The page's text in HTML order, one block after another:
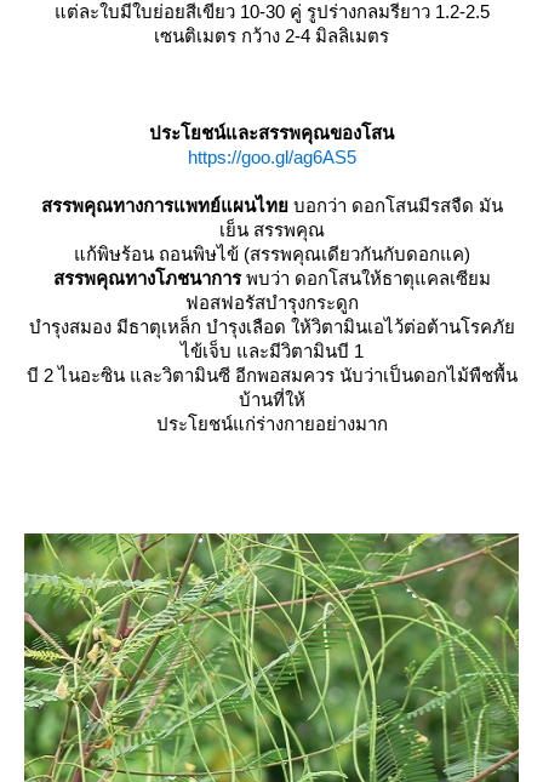
ต่ละใบมีใบย่อยสีเขียว 10-30 คู่ รูปร่างกลมรียาว 1.2-2.5
เซนติเมตร กว้าง 2-4 มิลลิเมตร
ประโยชน์และสรรพคุณของโสน
https://goo.gl/ag6AS5
สรรพคุณทางการแพทย์แผนไท บอกว่า ดอกโสนมีรสจืด มัน
เย็น สรรพคุณ
ก้พิษร้อน ถอนพิษไข้ (สรรพคุณเดียวกันกับดอกแค)
สรรพคุณทางโภชนาการพบว่า ดอกโสนให้ธาตุแคลเซียม
ฟอสฟอรัสบำรุงกระดูก
บำรุงสมอง มีธาตุเหล็ก บำรุงเลือด ให้วิตามินเอไว้ต่อต้านโรคภั
ไข้เจ็บ และมีวิตามินบี 1
บี 2 ไนอะซิน และวิตามินซี อีกพอสมควร นับว่าเป็นดอกไม้พืชพื้น
บ้านที่ให้
ประโยชน์แก่ร่างกายอย่างมาก